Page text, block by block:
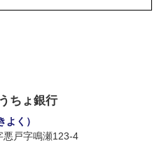
ちょ銀行
く）
戸字鳴瀬123-4